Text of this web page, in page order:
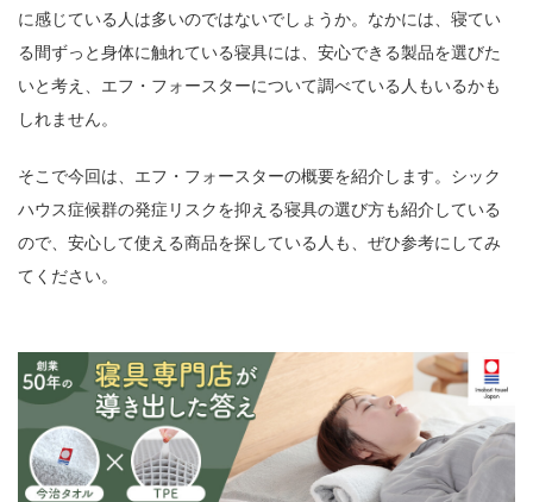
に感じている人は多いのではないでしょうか。なかには、寝てい
る間ずっと身体に触れている寝具には、安心できる製品を選びた
いと考え、エフ・フォースターについて調べている人もいるかも
しれません。
そこで今回は、エフ・フォースターの概要を紹介します。シック
ハウス症候群の発症リスクを抑える寝具の選び方も紹介している
ので、安心して使える商品を探している人も、ぜひ参考にしてみ
てください。